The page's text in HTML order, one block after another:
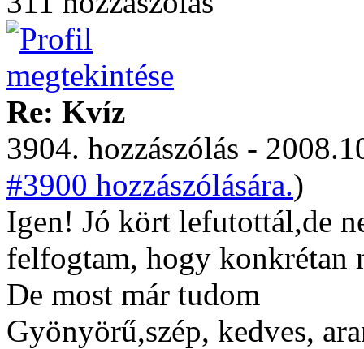
Re: Kvíz
3904. hozzászólás -
#3900 hozzászólására.)
Igen! Jó kört lefutottál,de
felfogtam, hogy konkrétan
De most már tudom
Gyönyörű,szép, kedves,